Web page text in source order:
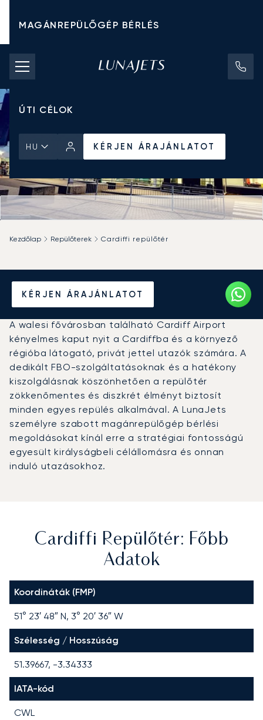
MAGÁNREPÜLŐGÉP BÉRLÉS
CHARTER ÁRAK
MAGÁNREPÜLŐGÉPEK
ÚTI CÉLOK
HU KÉRJEN ÁRAJÁNLATOT
KÉRJEN ÁRAJÁNLATOT
Kezdőlap Repülőterek Cardiffi repülőtér
Magánrepülőgép bérlése a
Cardiffi repülőtérre (CWL)
A walesi fővárosban található Cardiff Airport
kényelmes kaput nyit a Cardiffba és a környező
régióba látogató, privát jettel utazók számára. A
dedikált FBO-szolgáltatásoknak és a hatékony
kiszolgálásnak köszönhetően a repülőtér
zökkenőmentes és diszkrét élményt biztosít
minden egyes repülés alkalmával. A LunaJets
személyre szabott magánrepülőgép bérlési
megoldásokat kínál erre a stratégiai fontosságú
egyesült királyságbeli célállomásra és onnan
induló utazásokhoz.
Cardiffi Repülőtér: Főbb
Adatok
Koordináták (FMP)
51° 23′ 48″ N, 3° 20′ 36″ W
Szélesség / Hosszúság
51.39667, -3.34333
IATA-kód
CWL